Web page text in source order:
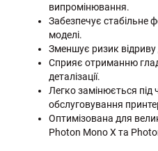
випромінювання.
Забезпечує
моделі.
Зменшує ризик відриву
Сприяє отриманню
деталізації.
Легко замінюється під
обслуговування
Оптимізована для
Photon Mono X та